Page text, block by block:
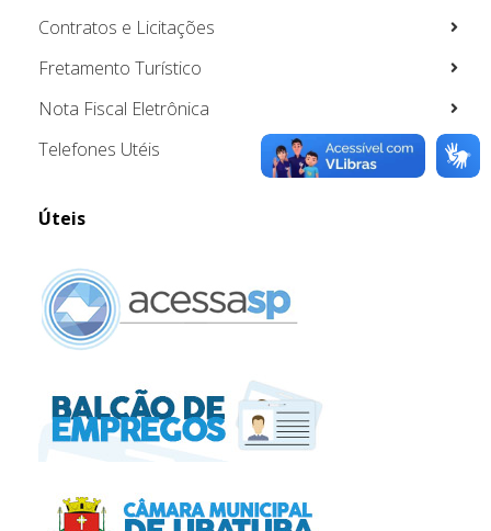
Contratos e Licitações
Fretamento Turístico
Nota Fiscal Eletrônica
Telefones Utéis
Úteis